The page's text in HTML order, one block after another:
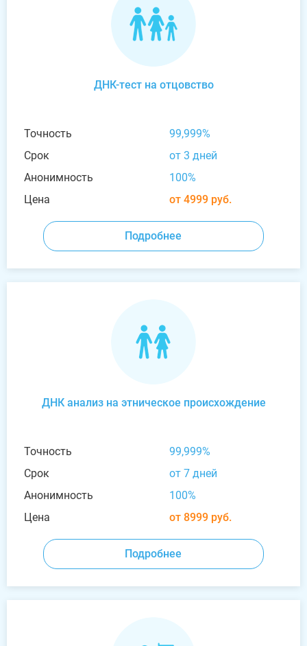
ДНК-тест на отцовство
Точность
99,999%
Срок
от 3 дней
Анонимность
100%
Цена
от 4999 руб.
Подробнее
ДНК анализ на этническое происхождение
Точность
99,999%
Срок
от 7 дней
Анонимность
100%
Цена
от 8999 руб.
Подробнее